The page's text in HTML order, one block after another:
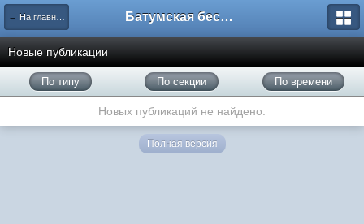
← На главную Батумская беседка
Новые публикации
По типу По секции По времени
Новых публикаций не найдено.
Полная версия